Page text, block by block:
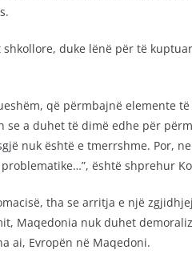
duke lënë për të
që përmbajnë elemente
a duhet të dimë edhe për
nuk është e tmerrshme. Por,
është shprehur
tha se arritja e një
Maqedonia nuk duhet
ai, Evropën në Maqedoni.